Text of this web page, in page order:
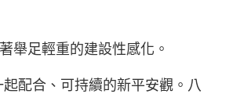
舉足輕重的建設性感化。
配合、可持續的新平安觀。八